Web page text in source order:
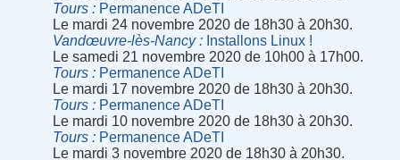
Tours
Permanence ADeTI
Le mardi 24 novembre 2020 de 18h30 à 20h30.
Vandœuvre-lès-Nancy
Installons Linux !
Le samedi 21 novembre 2020 de 10h00 à 17h00.
Tours
Permanence ADeTI
Le mardi 17 novembre 2020 de 18h30 à 20h30.
Tours
Permanence ADeTI
Le mardi 10 novembre 2020 de 18h30 à 20h30.
Tours
Permanence ADeTI
Le mardi 3 novembre 2020 de 18h30 à 20h30.